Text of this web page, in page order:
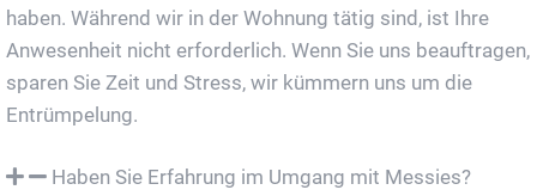
haben. Während wir in der Wohnung tätig sind, ist Ihre
Anwesenheit nicht erforderlich. Wenn Sie uns beauftragen,
sparen Sie Zeit und Stress, wir kümmern uns um die
Entrümpelung.
Haben Sie Erfahrung im Umgang mit Messies?